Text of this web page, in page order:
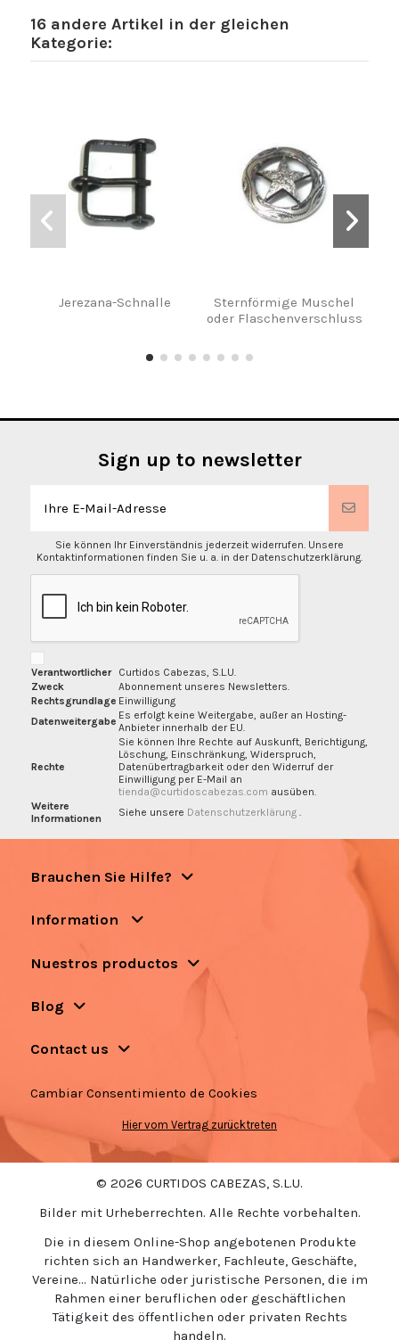
16 andere Artikel in der gleichen
Kategorie:
Jerezana-Schnalle
Sternförmige Muschel
oder Flaschenverschluss
Sign up to newsletter
Sie können Ihr Einverständnis jederzeit widerrufen. Unsere
Kontaktinformationen finden Sie u. a. in der Datenschutzerklärung.
Verantwortlicher
Curtidos Cabezas, S.L.U.
Zweck
Abonnement unseres Newsletters.
Rechtsgrundlage Einwilligung
Datenweitergabe Es erfolgt keine Weitergabe, außer an Hosting-
Anbieter innerhalb der EU.
Rechte
Sie können Ihre Rechte auf Auskunft, Berichtigung,
Löschung, Einschränkung, Widerspruch,
Datenübertragbarkeit oder den Widerruf der
Einwilligung per E-Mail an
tienda@curtidoscabezas.com ausüben.
Weitere
Informationen
Siehe unsere Datenschutzerklärung
Brauchen Sie Hilfe?
Information
Nuestros productos
Blog
Contact us
Cambiar Consentimiento de Cookies
Hier vom Vertrag zurücktreten
© 2026 CURTIDOS CABEZAS, S.L.U.
Bilder mit Urheberrechten. Alle Rechte vorbehalten.
Die in diesem Online-Shop angebotenen Produkte
richten sich an Handwerker, Fachleute, Geschäfte,
Vereine... Natürliche oder juristische Personen, die im
Rahmen einer beruflichen oder geschäftlichen
Tätigkeit des öffentlichen oder privaten Rechts
handeln.